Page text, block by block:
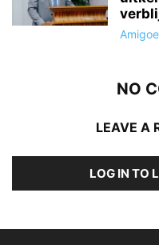
NO
LEAVE A
LOG IN TO